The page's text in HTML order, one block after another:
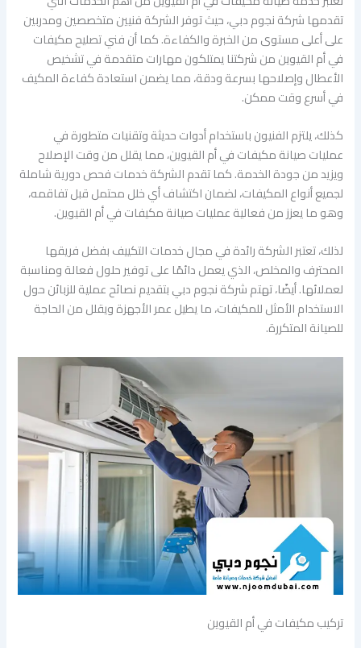
تقدمها شركة نجوم دبي، حيث توفر الشركة فنيين متخصصين ومدربين
على أعلى مستوى من الخبرة والكفاءة. كما أن فني تصليح مكيفات
في أم القيوين من شركتنا يمتلكون مهارات متقدمة في تشخيص
الأعطال وإصلاحها بسرعة ودقة، مما يضمن استعادة كفاءة المكيف
في أسرع وقت ممكن.
كذلك، يلتزم الفنيون باستخدام أدوات حديثة وتقنيات متطورة في
عمليات صيانة مكيفات في أم القيوين، مما يقلل من وقت الإصلاح
ويزيد من جودة الخدمة. كما تقدم الشركة خدمات فحص دورية شاملة
لجميع أنواع المكيفات، لضمان اكتشاف أي خلل محتمل قبل تفاقمه،
وهو ما يعزز من فعالية عمليات صيانة مكيفات في أم القيوين.
لذلك، تعتبر الشركة رائدة في مجال خدمات التكييف بفضل فريقها
المحترف والمخلص، الذي يعمل دائمًا على توفير حلول فعالة ومناسبة
لعملائها. أيضًا، تهتم شركة نجوم دبي بتقديم نصائح عملية للزبائن حول
الاستخدام الأمثل للمكيفات، ما يطيل عمر الأجهزة ويقلل من الحاجة
للصيانة المتكررة.
تركيب مكيفات في أم القيوين